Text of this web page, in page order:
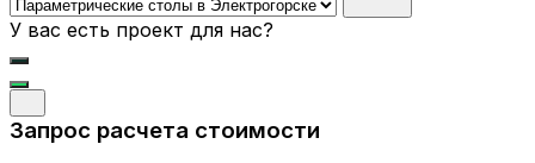
Где можно использовать
параметрические столы?
пространства требуют мебели, которая
У вас есть проект для нас?
Запрос расчета стоимости